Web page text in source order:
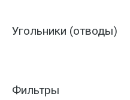
Угольники (отводы)
Фильтры